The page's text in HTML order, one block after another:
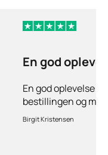
En god
En god oplevelse
bestillingen og
stille spørgsmål
behov for
Birgit Kristensen